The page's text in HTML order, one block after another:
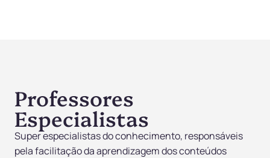
Professores
Especialistas
Super especialistas do conhecimento, responsáveis
pela facilitação da aprendizagem dos conteúdos